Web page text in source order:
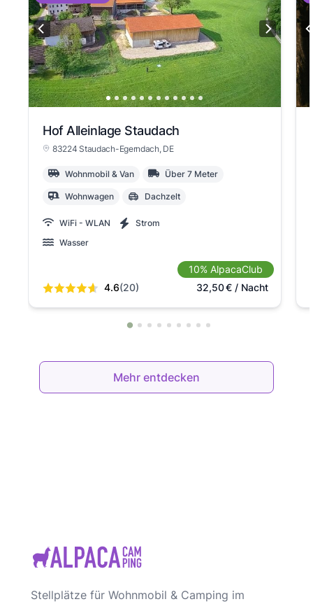
Hof Alleinlage Staudach
83224 Staudach-Egerndach, DE
Wohnmobil & Van Über 7 Meter
Wohnwagen Dachzelt
WiFi - WLAN
Strom
Wasser
4.6(20)
10% AlpacaClub
32,50€/ Nacht
Mehr entdecken
Stellplätze für Wohnmobil & Camping im